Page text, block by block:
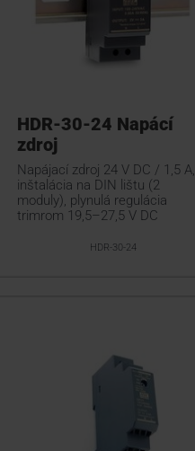
HDR-30-24 Napácí
zdroj
Napájací zdroj 24 V DC / 1,5 A,
inštalácia na DIN lištu (2
moduly), plynulá regulácia
trimrom 19,5–27,5 V DC
HDR-30-24